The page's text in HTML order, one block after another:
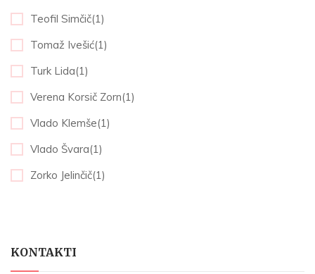
Teofil Simčič(1)
Tomaž Ivešić(1)
Turk Lida(1)
Verena Korsič Zorn(1)
Vlado Klemše(1)
Vlado Švara(1)
Zorko Jelinčič(1)
KONTAKTI